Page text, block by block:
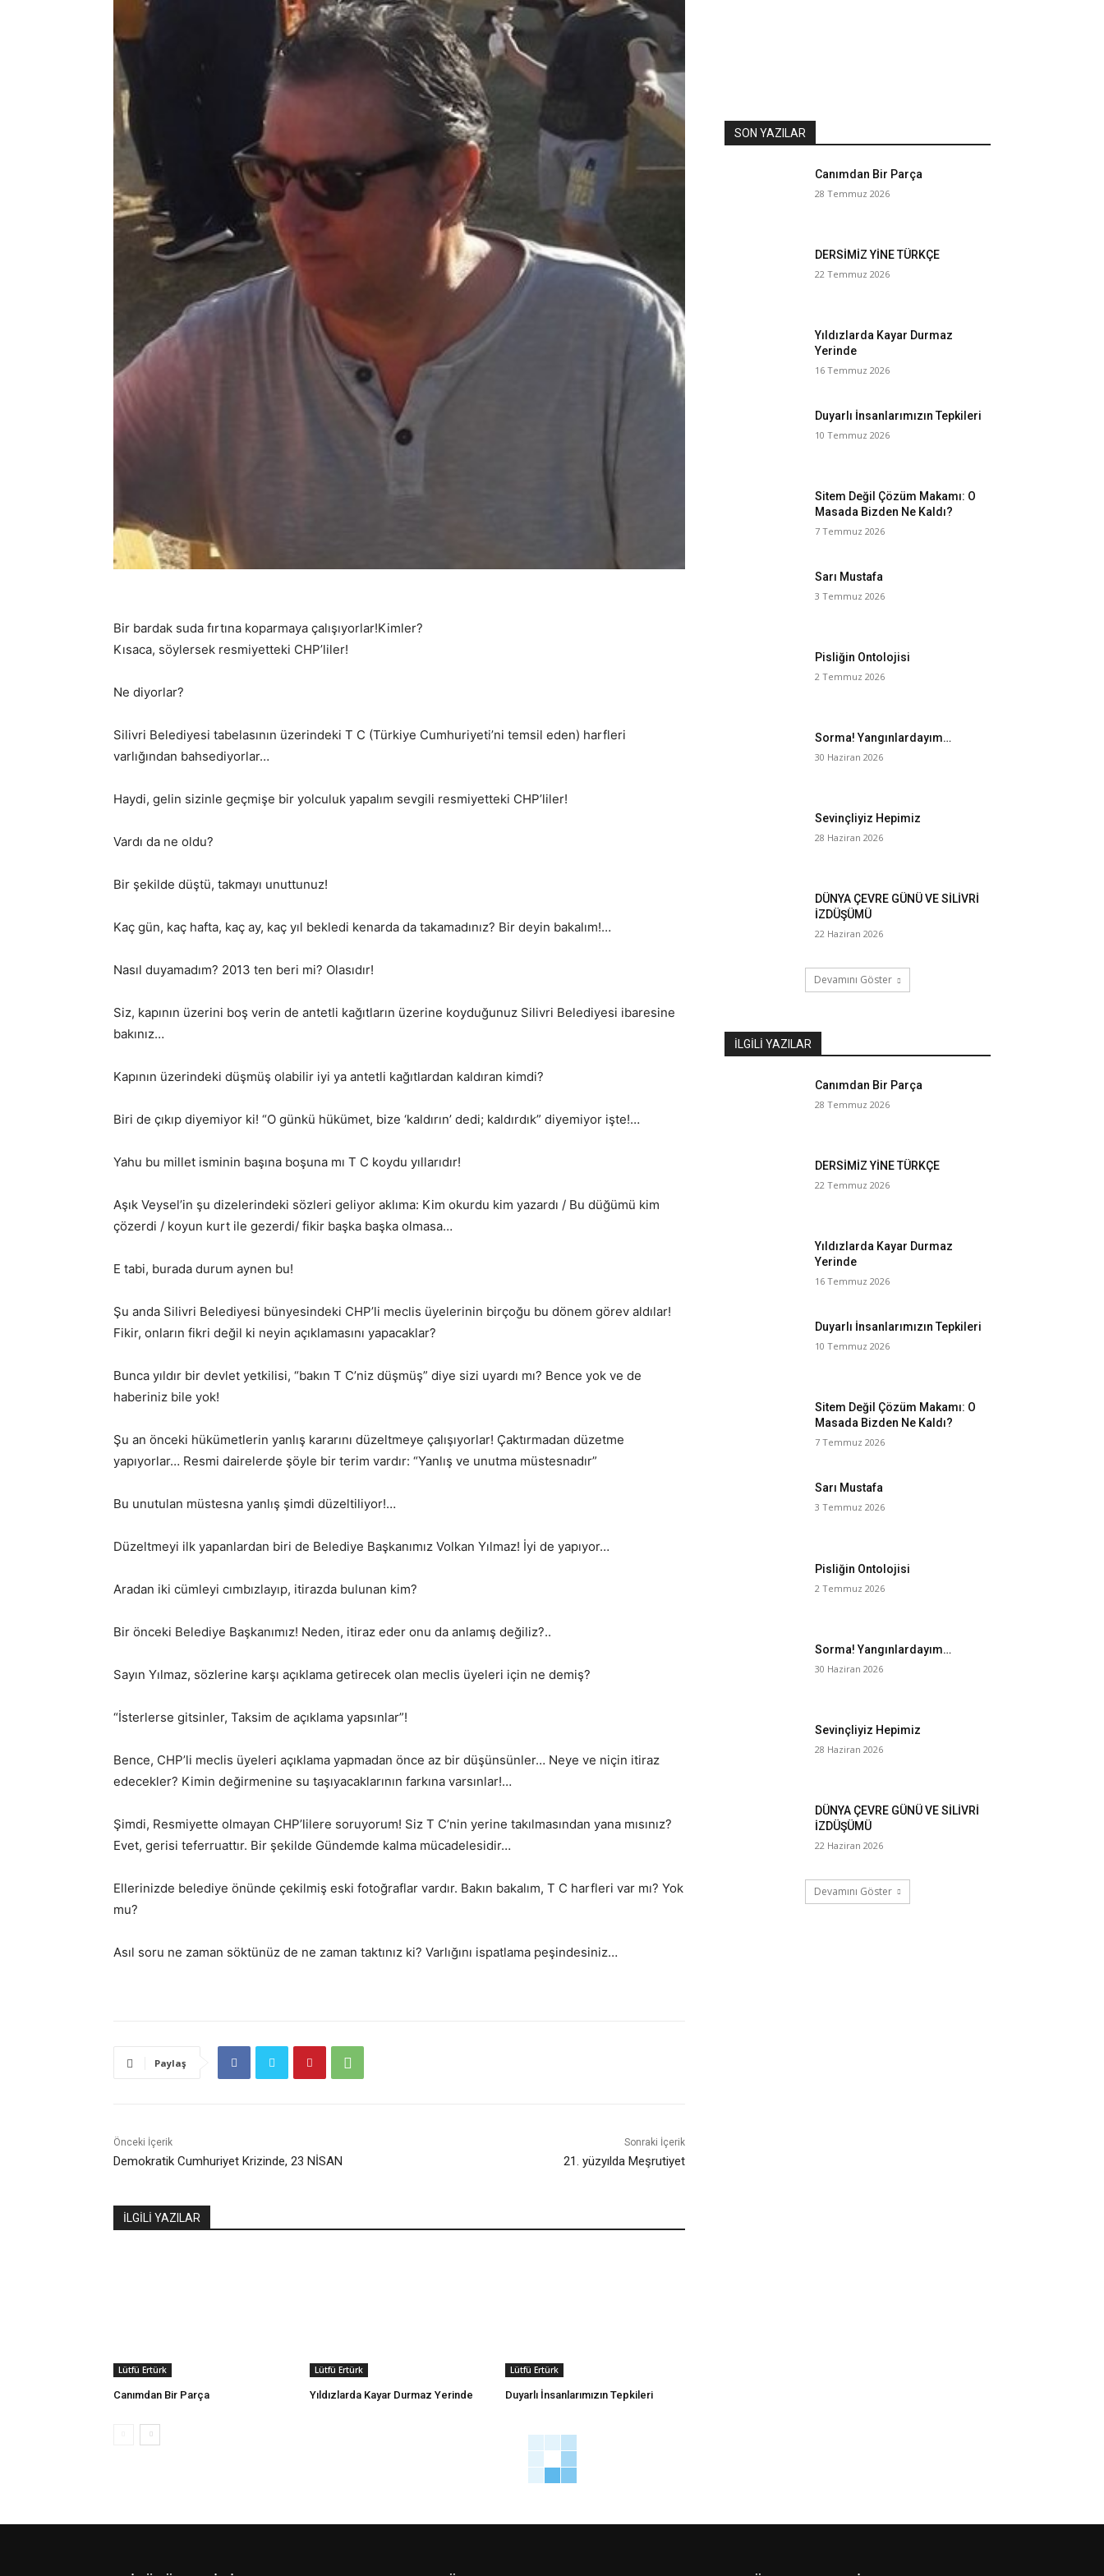
Bir bardak suda fırtına koparmaya çalışıyorlar!Kimler?
Kısaca, söylersek resmiyetteki CHP’liler!
Ne diyorlar?
Silivri Belediyesi tabelasının üzerindeki T C (Türkiye Cumhuriyeti’ni temsil eden) harfleri
varlığından bahsediyorlar…
Haydi, gelin sizinle geçmişe bir yolculuk yapalım sevgili resmiyetteki CHP’liler!
Vardı da ne oldu?
Bir şekilde düştü, takmayı unuttunuz!
Kaç gün, kaç hafta, kaç ay, kaç yıl bekledi kenarda da takamadınız? Bir deyin bakalım!…
Nasıl duyamadım? 2013 ten beri mi? Olasıdır!
Siz, kapının üzerini boş verin de antetli kağıtların üzerine koyduğunuz Silivri Belediyesi ibaresine
bakınız…
Kapının üzerindeki düşmüş olabilir iyi ya antetli kağıtlardan kaldıran kimdi?
Biri de çıkıp diyemiyor ki! “O günkü hükümet, bize ‘kaldırın’ dedi; kaldırdık” diyemiyor işte!…
Yahu bu millet isminin başına boşuna mı T C koydu yıllarıdır!
Aşık Veysel’in şu dizelerindeki sözleri geliyor aklıma: Kim okurdu kim yazardı / Bu düğümü kim
çözerdi / koyun kurt ile gezerdi/ fikir başka başka olmasa…
E tabi, burada durum aynen bu!
Şu anda Silivri Belediyesi bünyesindeki CHP’li meclis üyelerinin birçoğu bu dönem görev aldılar!
Fikir, onların fikri değil ki neyin açıklamasını yapacaklar?
Bunca yıldır bir devlet yetkilisi, “bakın T C’niz düşmüş” diye sizi uyardı mı? Bence yok ve de
haberiniz bile yok!
Şu an önceki hükümetlerin yanlış kararını düzeltmeye çalışıyorlar! Çaktırmadan düzetme
yapıyorlar… Resmi dairelerde şöyle bir terim vardır: “Yanlış ve unutma müstesnadır”
Bu unutulan müstesna yanlış şimdi düzeltiliyor!…
Düzeltmeyi ilk yapanlardan biri de Belediye Başkanımız Volkan Yılmaz! İyi de yapıyor…
Aradan iki cümleyi cımbızlayıp, itirazda bulunan kim?
Bir önceki Belediye Başkanımız! Neden, itiraz eder onu da anlamış değiliz?..
Sayın Yılmaz, sözlerine karşı açıklama getirecek olan meclis üyeleri için ne demiş?
“İsterlerse gitsinler, Taksim de açıklama yapsınlar”!
Bence, CHP’li meclis üyeleri açıklama yapmadan önce az bir düşünsünler… Neye ve niçin itiraz
edecekler? Kimin değirmenine su taşıyacaklarının farkına varsınlar!…
Şimdi, Resmiyette olmayan CHP’lilere soruyorum! Siz T C’nin yerine takılmasından yana mısınız?
Evet, gerisi teferruattır. Bir şekilde Gündemde kalma mücadelesidir…
Ellerinizde belediye önünde çekilmiş eski fotoğraflar vardır. Bakın bakalım, T C harfleri var mı? Yok
mu?
Asıl soru ne zaman söktünüz de ne zaman taktınız ki? Varlığını ispatlama peşindesiniz…
Paylaş
Önceki İçerik
Demokratik Cumhuriyet Krizinde, 23 NİSAN
Sonraki İçerik
21. yüzyılda Meşrutiyet
İLGİLİ YAZILAR
Lütfü Ertürk
Canımdan Bir Parça
Lütfü Ertürk
Yıldızlarda Kayar Durmaz Yerinde
Lütfü Ertürk
Duyarlı İnsanlarımızın Tepkileri
SON YAZILAR
Canımdan Bir Parça
28 Temmuz 2026
DERSİMİZ YİNE TÜRKÇE
22 Temmuz 2026
Yıldızlarda Kayar Durmaz
Yerinde
16 Temmuz 2026
Duyarlı İnsanlarımızın Tepkileri
10 Temmuz 2026
Sitem Değil Çözüm Makamı: O
Masada Bizden Ne Kaldı?
7 Temmuz 2026
Sarı Mustafa
3 Temmuz 2026
Pisliğin Ontolojisi
2 Temmuz 2026
Sorma! Yangınlardayım…
30 Haziran 2026
Sevinçliyiz Hepimiz
28 Haziran 2026
DÜNYA ÇEVRE GÜNÜ VE SİLİVRİ
İZDÜŞÜMÜ
22 Haziran 2026
Devamını Göster
İLGILI YAZILAR
Canımdan Bir Parça
28 Temmuz 2026
DERSİMİZ YİNE TÜRKÇE
22 Temmuz 2026
Yıldızlarda Kayar Durmaz
Yerinde
16 Temmuz 2026
Duyarlı İnsanlarımızın Tepkileri
10 Temmuz 2026
Sitem Değil Çözüm Makamı: O
Masada Bizden Ne Kaldı?
7 Temmuz 2026
Sarı Mustafa
3 Temmuz 2026
Pisliğin Ontolojisi
2 Temmuz 2026
Sorma! Yangınlardayım…
30 Haziran 2026
Sevinçliyiz Hepimiz
28 Haziran 2026
DÜNYA ÇEVRE GÜNÜ VE SİLİVRİ
İZDÜŞÜMÜ
22 Haziran 2026
Devamını Göster